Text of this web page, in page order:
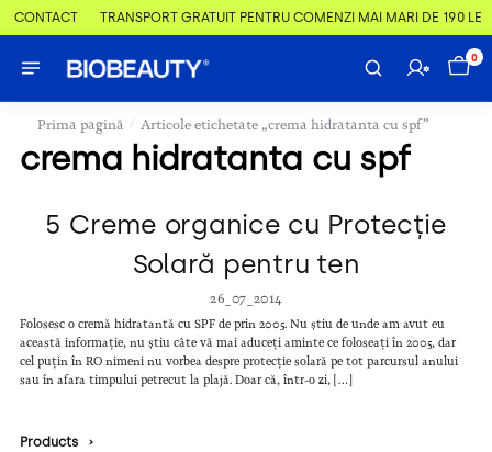
CONTACT TRANSPORT GRATUIT PENTRU COMENZI MAI MARI DE 190 LEI
0
Prima pagină / Articole etichetate „crema hidratanta cu spf”
crema hidratanta cu spf
5 Creme organice cu Protecție
Solară pentru ten
26_07_2014
Folosesc o cremă hidratantă cu SPF de prin 2005. Nu știu de unde am avut eu
această informație, nu știu câte vă mai aduceți aminte ce foloseați în 2005, dar
cel puțin în RO nimeni nu vorbea despre protecție solară pe tot parcursul anului
sau în afara timpului petrecut la plajă. Doar că, într-o zi, […]
Products ›